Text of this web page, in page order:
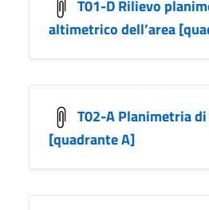
T01-D Rilievo
altimetrico dell’area
T02-A Planimetria
[quadrante A]